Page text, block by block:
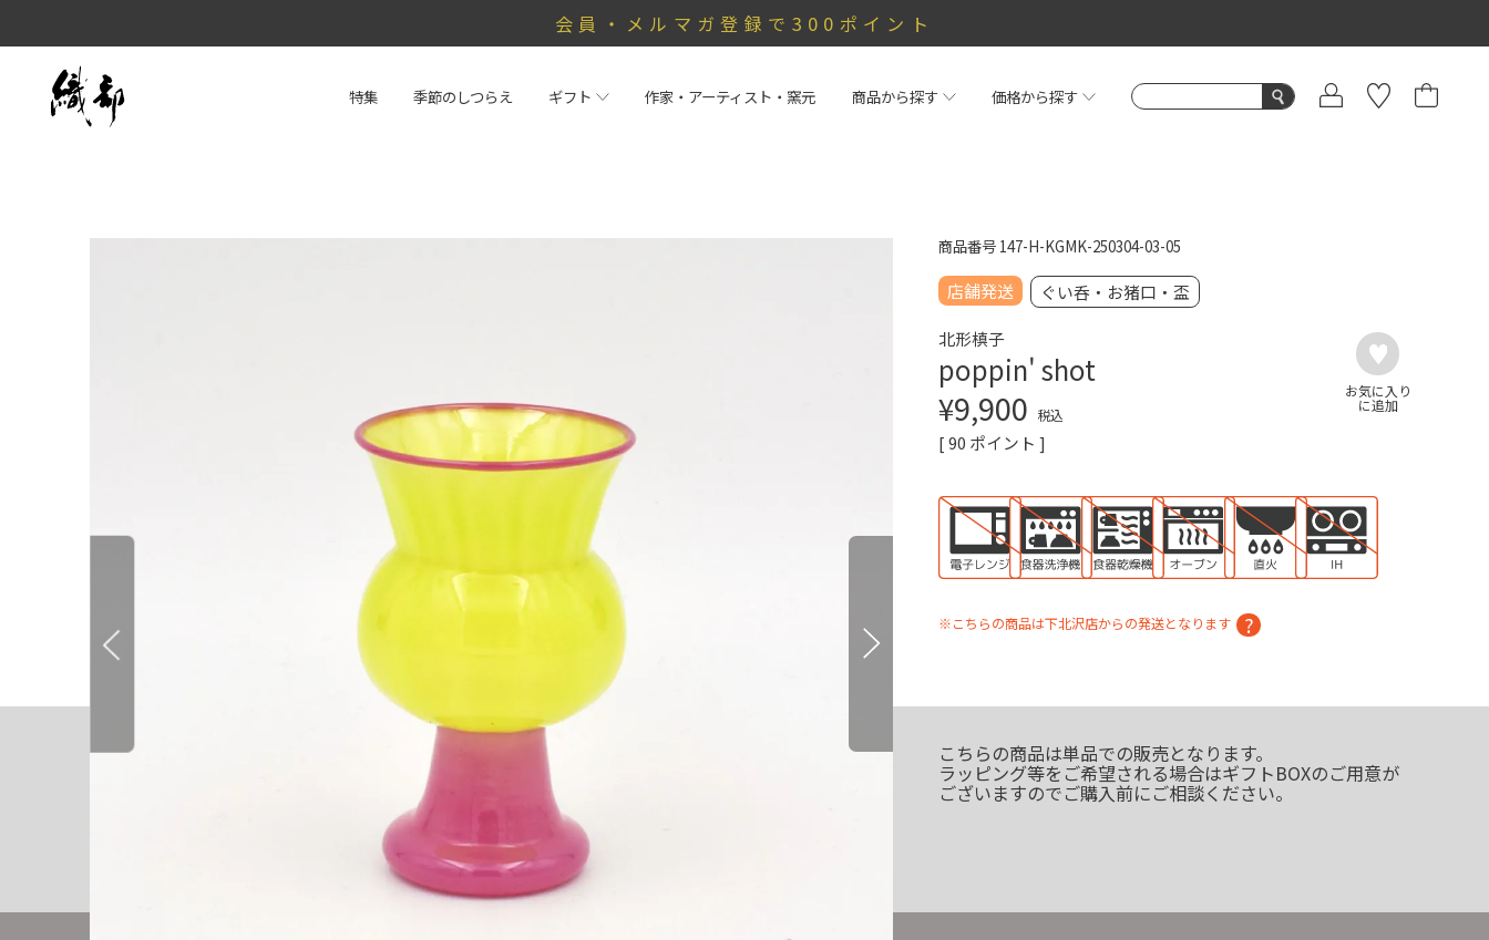
会員・メルマガ登録で300ポイント
特集 季節のしつらえ ギフト 作家・アーティスト・窯元 商品から探す 価格から探す
商品番号 147-H-KGMK-250304-03-05
店舗発送 ぐい呑・お猪口・盃
北形槙子
poppin' shot
¥9,900 税込
[90 ポイント ]
※こちらの商品は下北沢店からの発送となります
こちらの商品は単品での販売となります。
ラッピング等をご希望される場合はギフトBOXのご用意が
ございますのでご購入前にご相談ください。